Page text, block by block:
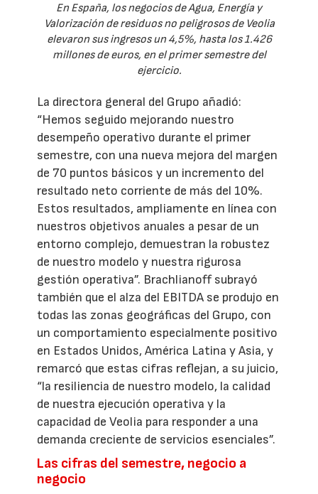
En España, los negocios de Agua, Energía y
Valorización de residuos no peligrosos de Veolia
elevaron sus ingresos un 4,5%, hasta los 1.426
millones de euros, en el primer semestre del
ejercicio.
La directora general del Grupo añadió:
“Hemos seguido mejorando nuestro
desempeño operativo durante el primer
semestre, con una nueva mejora del margen
de 70 puntos básicos y un incremento del
resultado neto corriente de más del 10%.
Estos resultados, ampliamente en línea con
nuestros objetivos anuales a pesar de un
entorno complejo, demuestran la robustez
de nuestro modelo y nuestra rigurosa
gestión operativa”. Brachlianoff subrayó
también que el alza del EBITDA se produjo en
todas las zonas geográficas del Grupo, con
un comportamiento especialmente positivo
en Estados Unidos, América Latina y Asia, y
remarcó que estas cifras reflejan, a su juicio,
“la resiliencia de nuestro modelo, la calidad
de nuestra ejecución operativa y la
capacidad de Veolia para responder a una
demanda creciente de servicios esenciales”.
Las cifras del semestre, negocio a
negocio